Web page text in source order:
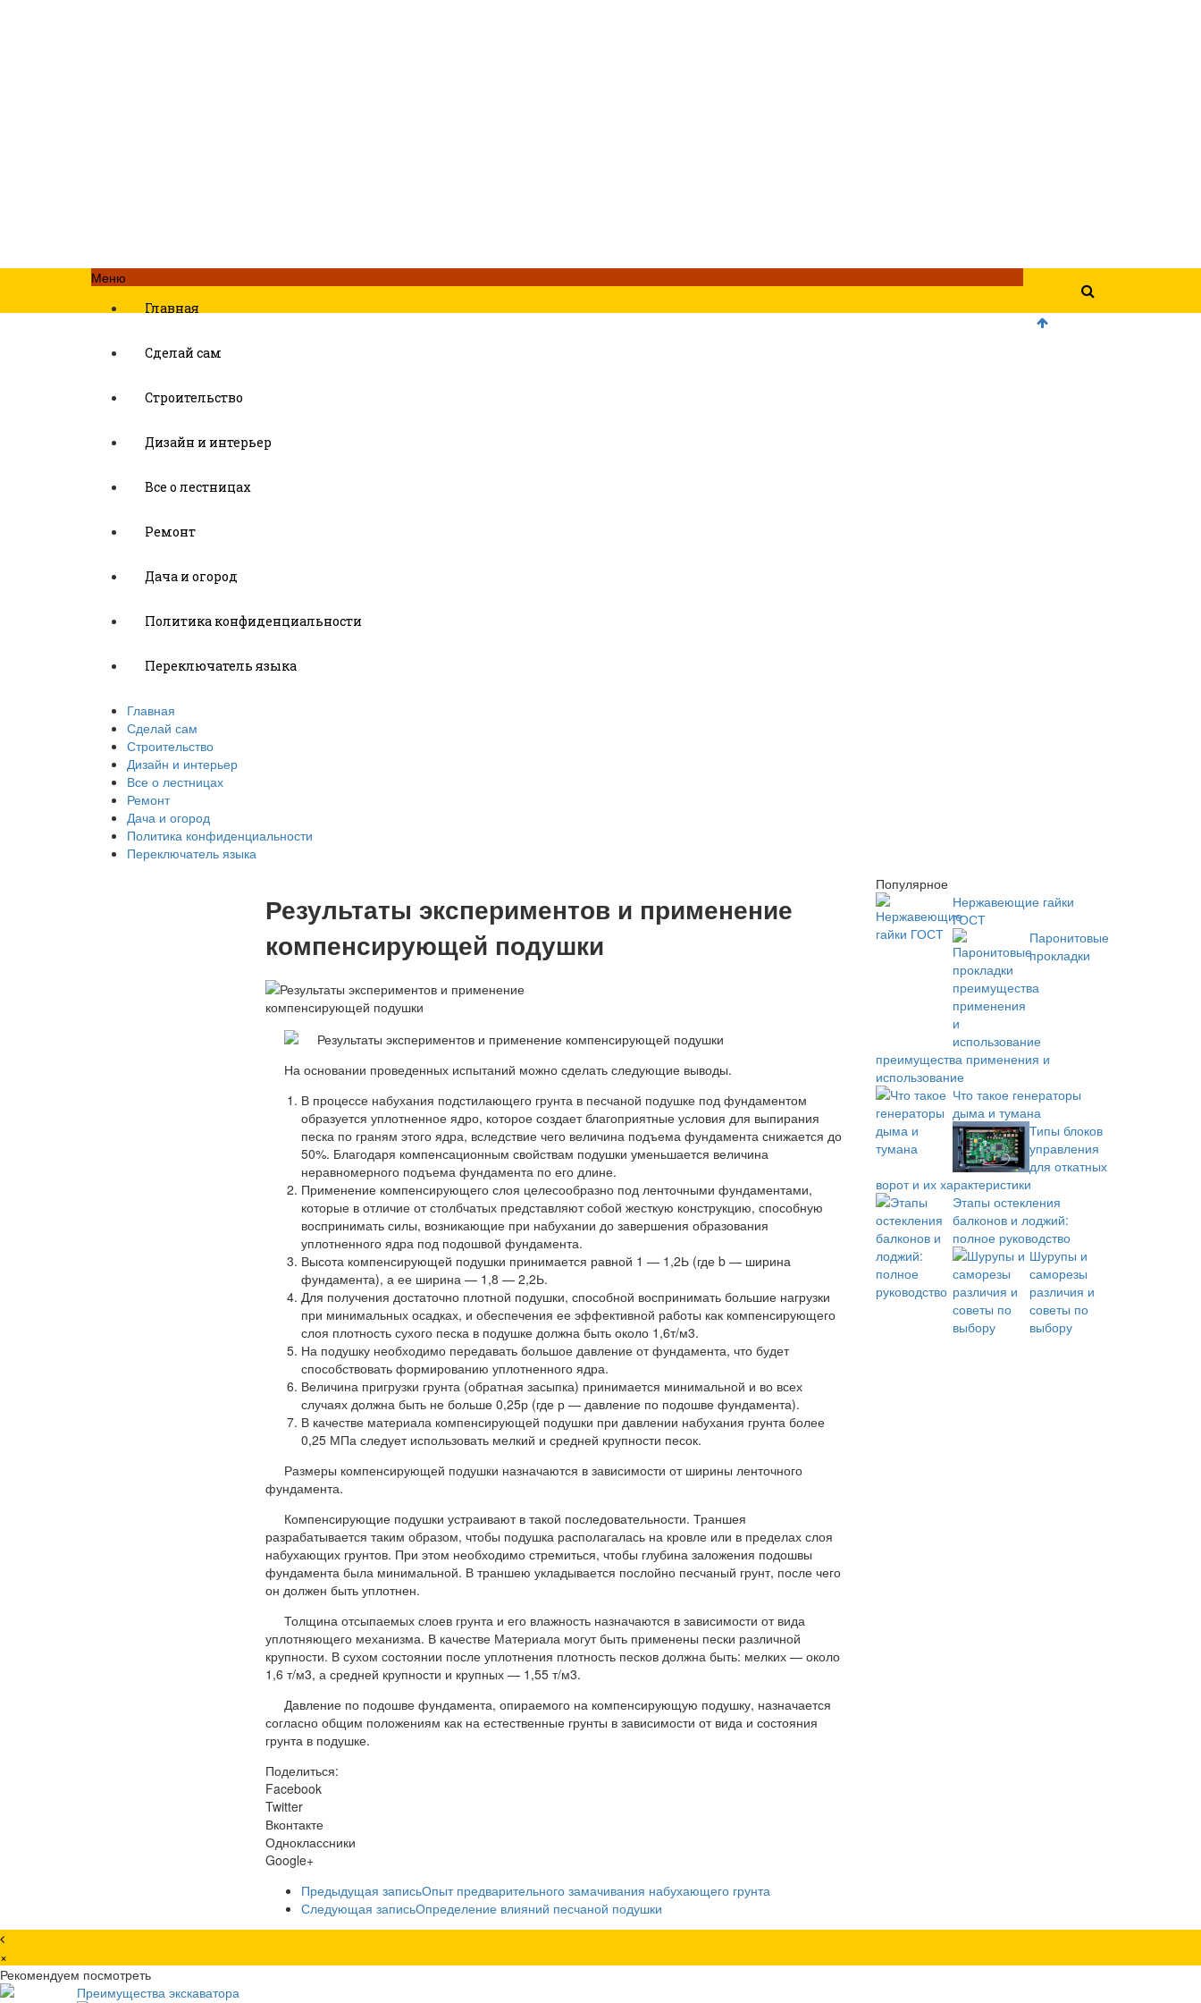
Меню
Главная
Сделай сам
Строительство
Дизайн и интерьер
Все о лестницах
Ремонт
Дача и огород
Политика конфиденциальности
Переключатель языка
Главная
Сделай сам
Строительство
Дизайн и интерьер
Все о лестницах
Ремонт
Дача и огород
Политика конфиденциальности
Переключатель языка
Результаты экспериментов и применение
компенсирующей подушки
На основании проведенных испытаний можно сделать следующие выводы.
В процессе набухания подстилающего грунта в песчаной подушке под фундаментом
образуется уплотненное ядро, которое создает благоприятные условия для выпирания
песка по граням этого ядра, вследствие чего величина подъема фундамента снижается до
50%. Благодаря компенсационным свойствам подушки уменьшается величина
неравномерного подъема фундамента по его длине.
Применение компенсирующего слоя целесообразно под ленточными фундаментами,
которые в отличие от столбчатых представляют собой жесткую конструкцию, способную
воспринимать силы, возникающие при набухании до завершения образования
уплотненного ядра под подошвой фундамента.
Высота компенсирующей подушки принимается равной 1 — 1,2Ь (где b — ширина
фундамента), а ее ширина — 1,8 — 2,2Ь.
Для получения достаточно плотной подушки, способной воспринимать большие нагрузки
при минимальных осадках, и обеспечения ее эффективной работы как компенсирующего
слоя плотность сухого песка в подушке должна быть около 1,6т/м3.
На подушку необходимо передавать большое давление от фундамента, что будет
способствовать формированию уплотненного ядра.
Величина пригрузки грунта (обратная засыпка) принимается минимальной и во всех
случаях должна быть не больше 0,25р (где р — давление по подошве фундамента).
В качестве материала компенсирующей подушки при давлении набухания грунта более
0,25 МПа следует использовать мелкий и средней крупности песок.
Размеры компенсирующей подушки назначаются в зависимости от ширины ленточного
фундамента.
Компенсирующие подушки устраивают в такой последовательности. Траншея
разрабатывается таким образом, чтобы подушка располагалась на кровле или в пределах слоя
набухающих грунтов. При этом необходимо стремиться, чтобы глубина заложения подошвы
фундамента была минимальной. В траншею укладывается послойно песчаный грунт, после чего
он должен быть уплотнен.
Толщина отсыпаемых слоев грунта и его влажность назначаются в зависимости от вида
уплотняющего механизма. В качестве Материала могут быть применены пески различной
крупности. В сухом состоянии после уплотнения плотность песков должна быть: мелких — около
1,6 т/м3, а средней крупности и крупных — 1,55 т/м3.
Давление по подошве фундамента, опираемого на компенсирующую подушку, назначается
согласно общим положениям как на естественные грунты в зависимости от вида и состояния
грунта в подушке.
Поделиться:
Facebook
Twitter
Вконтакте
Одноклассники
Google+
Предыдущая записьОпыт предварительного замачивания набухающего грунта
Следующая записьОпределение влияний песчаной подушки
Популярное
Нержавеющие гайки
ГОСТ
Паронитовые
прокладки
преимущества применения и
использование
Что такое генераторы
дыма и тумана
Типы блоков
управления
для откатных
ворот и их характеристики
Этапы остекления
балконов и лоджий:
полное руководство
Шурупы и
саморезы
различия и
советы по
выбору
×
Рекомендуем посмотреть
Преимущества экскаватора